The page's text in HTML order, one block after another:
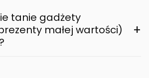
tanie gadżety
małej wartości)
+